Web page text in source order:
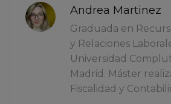
Andrea Martinez
Graduada en
y Relaciones
Universidad
Madrid. Máster
Fiscalidad y